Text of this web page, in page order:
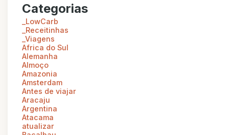
Categorias
_LowCarb
_Receitinhas
_Viagens
Africa do Sul
Alemanha
Almoço
Amazonia
Amsterdam
Antes de viajar
Aracaju
Argentina
Atacama
atualizar